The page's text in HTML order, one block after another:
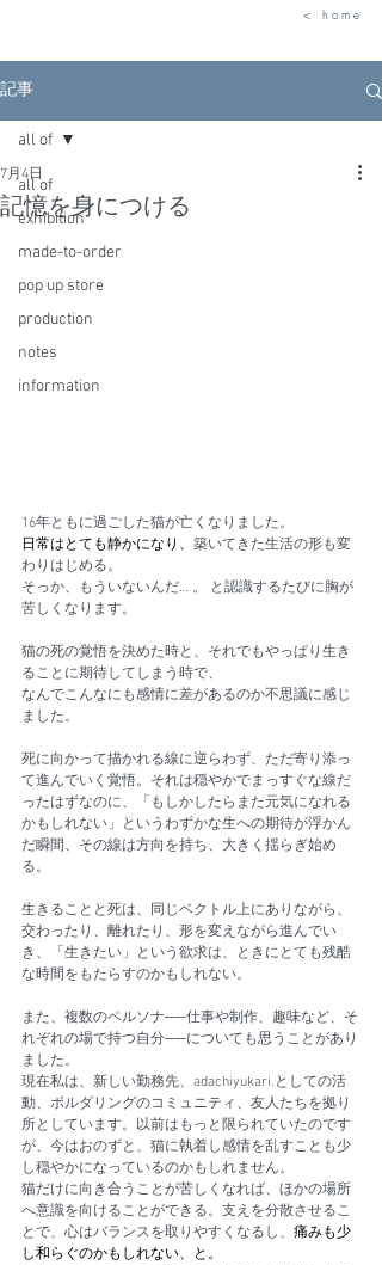
< h o m e
記事
all of
exhibition
made-to-order
pop up store
production
notes
information
all of
記憶を身につける
7月4日
16年ともに過ごした猫が亡くなりました。
日常はとても静かになり、 築いてきた生活の形も変
わりはじめる。
そっか、もういないんだ… 。 と認識するたびに胸が
苦しくなります。
猫の死の覚悟を決めた時と、それでもやっぱり生き
ることに期待してしまう時で、
なんでこんなにも感情に差があるのか不思議に感じ
ました。
死に向かって描かれる線に逆らわず、ただ寄り添っ
て進んでいく覚悟。それは穏やかでまっすぐな線だ
ったはずなのに、「もしかしたらまた元気になれる
かもしれない」というわずかな生への期待が浮かん
だ瞬間、その線は方向を持ち、大きく揺らぎ始め
る。
生きることと死は、同じベクトル上にありながら、
交わったり、離れたり、形を変えながら進んでい
き、「生きたい」という欲求は、ときにとても残酷
な時間をもたらすのかもしれない。
また、複数のペルソナ──仕事や制作、趣味など、そ
れぞれの場で持つ自分──についても思うことがあり
ました。
現在私は、新しい勤務先、adachiyukari.としての活
動、ボルダリングのコミュニティ、友人たちを拠り
所としています。以前はもっと限られていたのです
が、今はおのずと、猫に執着し感情を乱すことも少
し穏やかになっているのかもしれません。
猫だけに向き合うことが苦しくなれば、ほかの場所
へ意識を向けることができる。支えを分散させるこ
とで、心はバランスを取りやすくなるし、 痛みも少
し和らぐのかもしれない、と。